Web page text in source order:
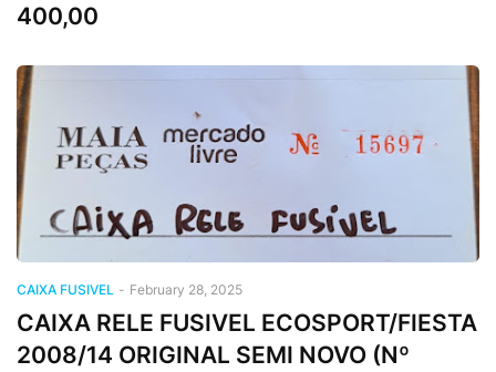
400,00
CAIXA FUSIVEL - February 28, 2025
CAIXA RELE FUSIVEL ECOSPORT/FIESTA
2008/14 ORIGINAL SEMI NOVO (Nº